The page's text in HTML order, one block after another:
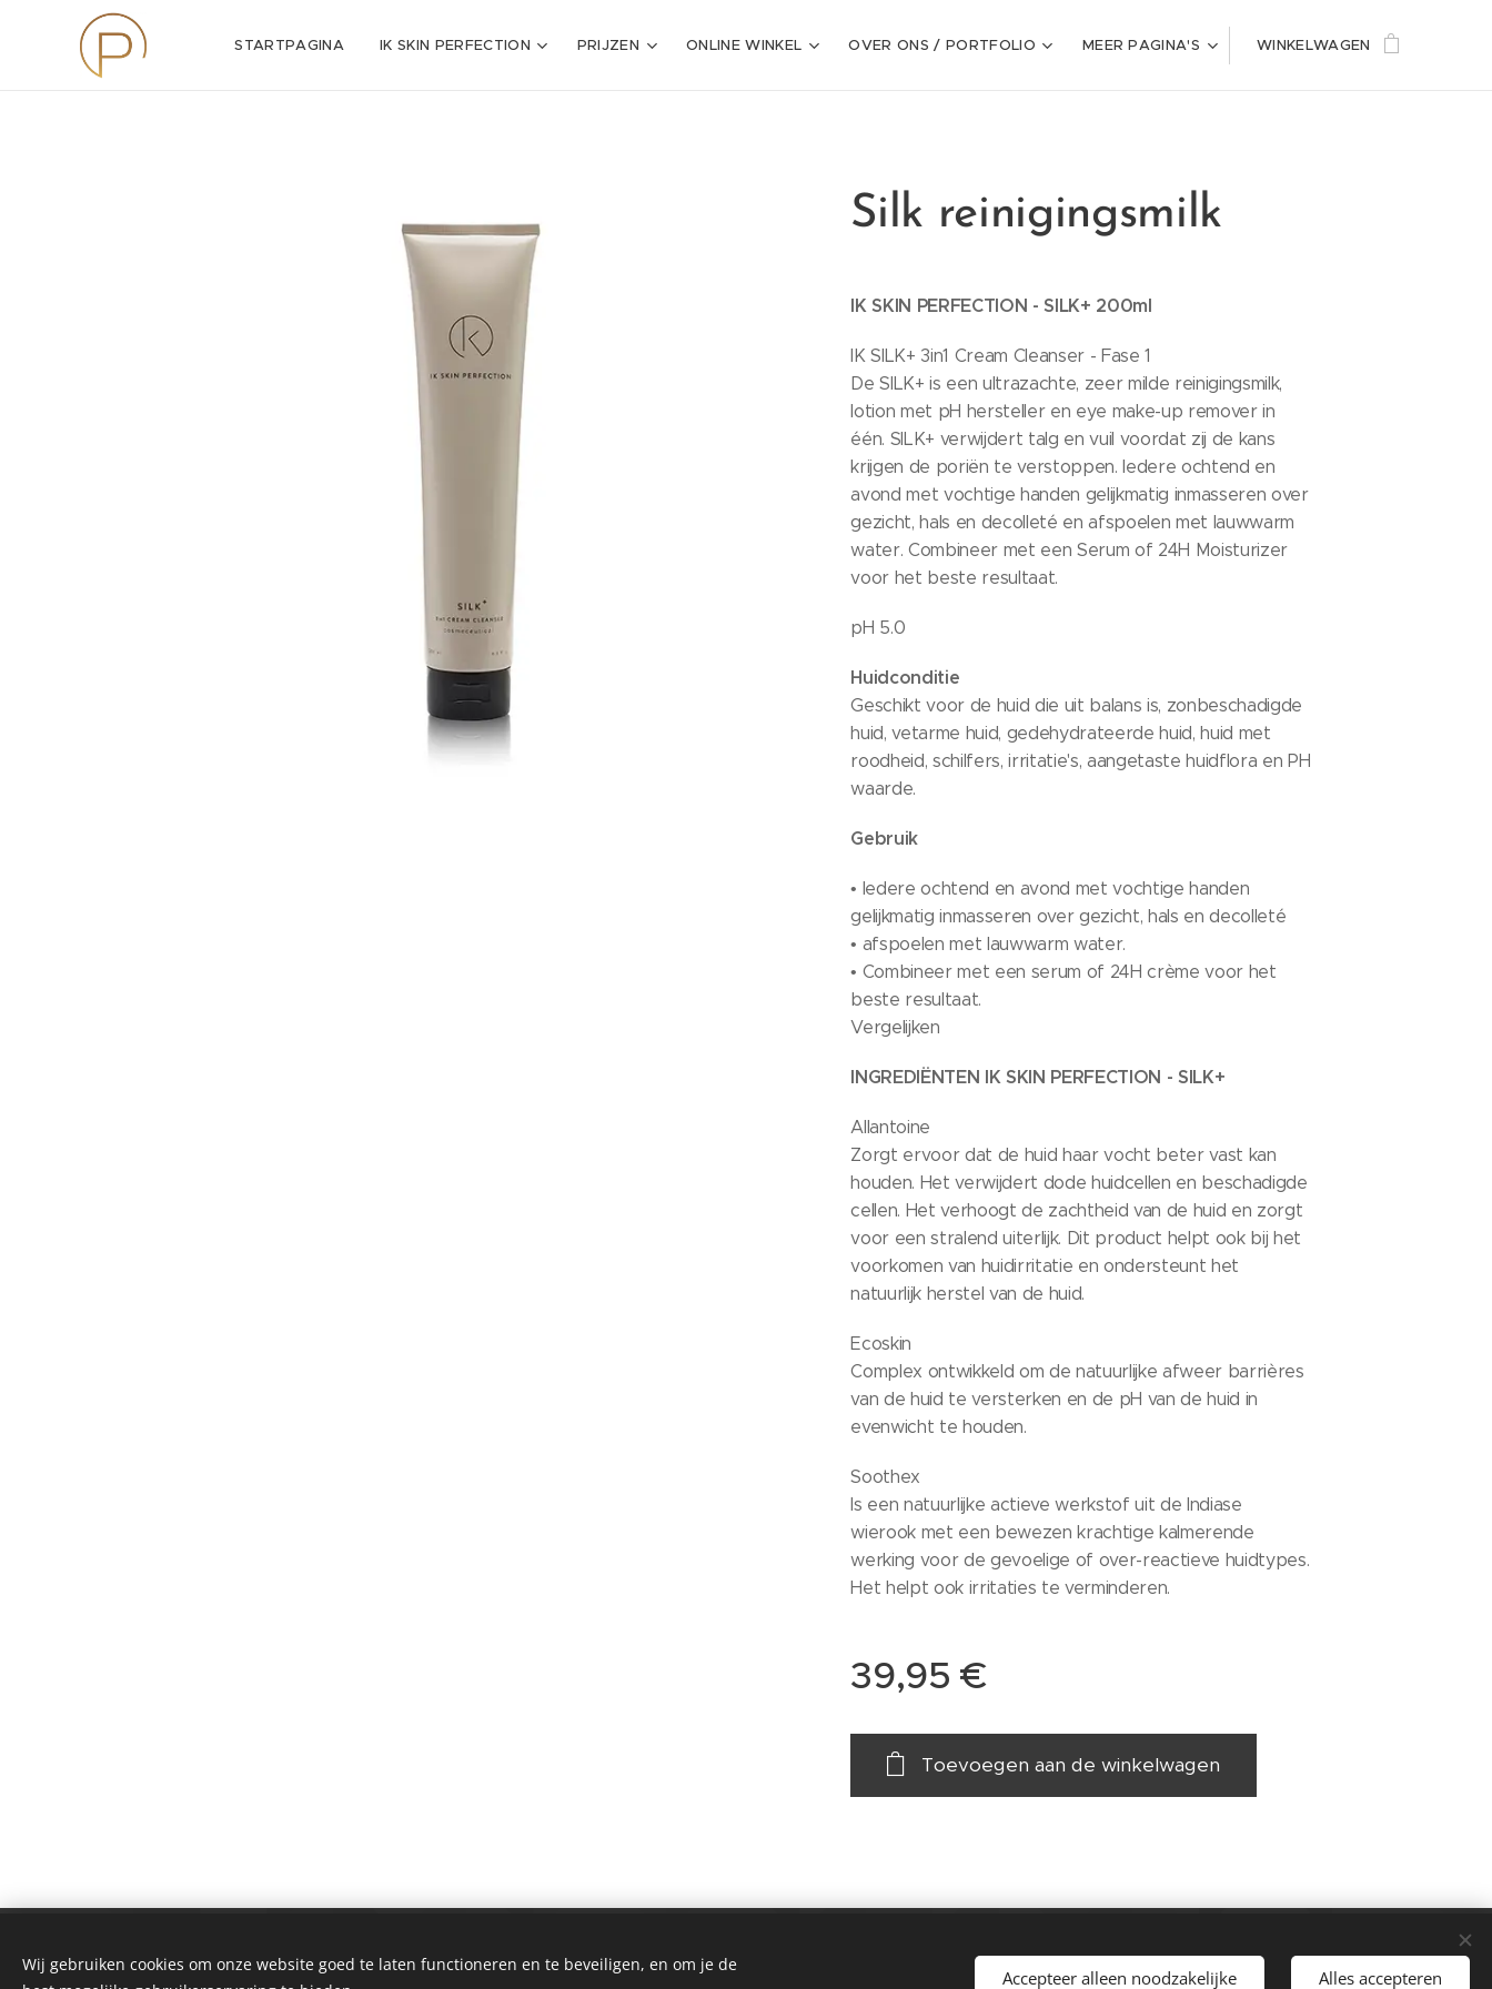
STARTPAGINA IK SKIN PERFECTION PRIJZEN ONLINE WINKEL OVER ONS / PORTFOLIO MEER PAGINA'S WINKELWAGEN
Silk reinigingsmilk
IK SKIN PERFECTION - SILK+ 200ml
IK SILK+ 3in1 Cream Cleanser - Fase 1
De SILK+ is een ultrazachte, zeer milde reinigingsmilk,
lotion met pH hersteller en eye make-up remover in
één. SILK+ verwijdert talg en vuil voordat zij de kans
krijgen de poriën te verstoppen. Iedere ochtend en
avond met vochtige handen gelijkmatig inmasseren over
gezicht, hals en decolleté en afspoelen met lauwwarm
water. Combineer met een Serum of 24H Moisturizer
voor het beste resultaat.
pH 5.0
Huidconditie
Geschikt voor de huid die uit balans is, zonbeschadigde
huid, vetarme huid, gedehydrateerde huid, huid met
roodheid, schilfers, irritatie's, aangetaste huidflora en PH
waarde.
Gebruik
• Iedere ochtend en avond met vochtige handen
gelijkmatig inmasseren over gezicht, hals en decolleté
• afspoelen met lauwwarm water.
• Combineer met een serum of 24H crème voor het
beste resultaat.
Vergelijken
INGREDIËNTEN IKSKIN PERFECTION - SILK+
Allantoine
Zorgt ervoor dat de huid haar vocht beter vast kan
houden. Het verwijdert dode huidcellen en beschadigde
cellen. Het verhoogt de zachtheid van de huid en zorgt
voor een stralend uiterlijk. Dit product helpt ook bij het
voorkomen van huidirritatie en ondersteunt het
natuurlijk herstel van de huid.
Ecoskin
Complex ontwikkeld om de natuurlijke afweer barrières
van de huid te versterken en de pH van de huid in
evenwicht te houden.
Soothex
Is een natuurlijke actieve werkstof uit de Indiase
wierook met een bewezen krachtige kalmerende
werking voor de gevoelige of over-reactieve huidtypes.
Het helpt ook irritaties te verminderen.
39,95 €
Toevoegen aan de winkelwagen
Passie huidverbetering & Meer
Wij gebruiken cookies om onze website goed te laten functioneren en te beveiligen, en om je de
Accepteer alleen noodzakelijke Alles accepteren